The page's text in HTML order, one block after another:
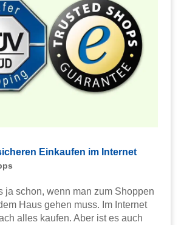
Einkaufen im Internet
ja schon, wenn man zum Shoppen
Haus gehen muss. Im Internet
alles kaufen. Aber ist es auch